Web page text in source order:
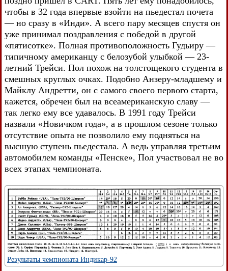
чтобы в 32 года впервые взойти на пьедестал почета
— но сразу в «Инди». А всего пару месяцев спустя он
уже принимал поздравления с победой в другой
«пятисотке». Полная противоположность Гудьиру —
типичному американцу с белозубой улыбкой — 23-
летний Трейси. Пол похож на толстощекого студента в
смешных круглых очках. Подобно Анзеру-младшему и
Майклу Андретти, он с самого своего первого старта,
кажется, обречен был на всеамериканскую славу —
так легко ему все удавалось. В 1991 году Трейси
назвали «Новичком года», а в прошлом сезоне только
отсутствие опыта не позволило ему подняться на
высшую ступень пьедестала. А ведь управляя третьим
автомобилем команды «Пенске», Пол участвовал не во
всех этапах чемпионата.
Результаты чемпионата Индикар-92